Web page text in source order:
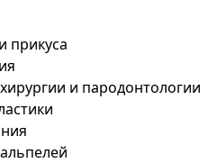
прикуса
и пародонтологии